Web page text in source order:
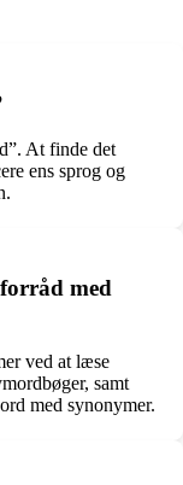
At finde det
ens sprog og
med
ved at læse
samt
med synonymer.